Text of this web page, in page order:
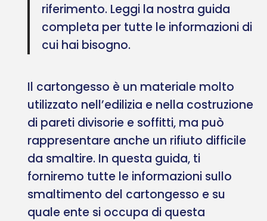
riferimento. Leggi la nostra guida
completa per tutte le informazioni di
cui hai bisogno.
Il cartongesso è un materiale molto
utilizzato nell’edilizia e nella costruzione
di pareti divisorie e soffitti, ma può
rappresentare anche un rifiuto difficile
da smaltire. In questa guida, ti
forniremo tutte le informazioni sullo
smaltimento del cartongesso e su
quale ente si occupa di questa